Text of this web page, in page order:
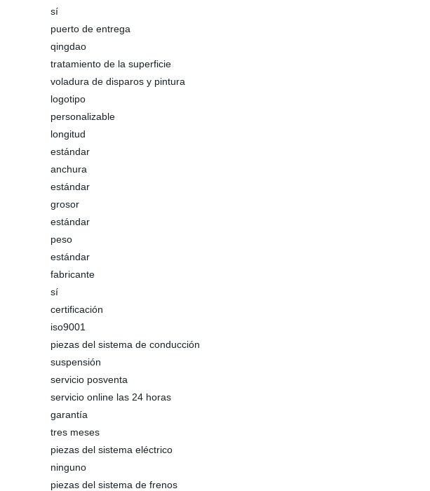
sí
puerto de entrega
qingdao
tratamiento de la superficie
voladura de disparos y pintura
logotipo
personalizable
longitud
estándar
anchura
estándar
grosor
estándar
peso
estándar
fabricante
sí
certificación
iso9001
piezas del sistema de conducción
suspensión
servicio posventa
servicio online las 24 horas
garantía
tres meses
piezas del sistema eléctrico
ninguno
piezas del sistema de frenos